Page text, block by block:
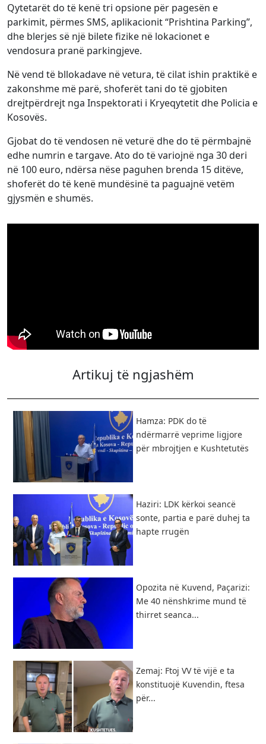
Qytetarët do të kenë tri opsione për pagesën e
parkimit, përmes SMS, aplikacionit “Prishtina Parking”,
dhe blerjes së një bilete fizike në lokacionet e
vendosura pranë parkingjeve.
Në vend të bllokadave në vetura, të cilat ishin praktikë e
zakonshme më parë, shoferët tani do të gjobiten
drejtpërdrejt nga Inspektorati i Kryeqytetit dhe Policia e
Kosovës.
Gjobat do të vendosen në veturë dhe do të përmbajnë
edhe numrin e targave. Ato do të variojnë nga 30 deri
në 100 euro, ndërsa nëse paguhen brenda 15 ditëve,
shoferët do të kenë mundësinë ta paguajnë vetëm
gjysmën e shumës.
Artikuj të ngjashëm
Hamza: PDK do të
ndërmarrë veprime ligjore
për mbrojtjen e Kushtetutës
Haziri: LDK kërkoi seancë
sonte, partia e parë duhej ta
hapte rrugën
Opozita në Kuvend, Paçarizi:
Me 40 nënshkrime mund të
thirret seanca...
Zemaj: Ftoj VV të vijë e ta
konstituojë Kuvendin, ftesa
për...